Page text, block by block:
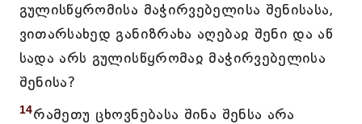
გულისწყრომისა მაჭირვებელისა შენისასა,
ვითარსახედ განიზრახა აღებაჲ შენი და აწ
სადა არს გულისწყრომაჲ მაჭირვებელისა
შენისა?
14რამეთუ ცხოვნებასა შინა შენსა არა